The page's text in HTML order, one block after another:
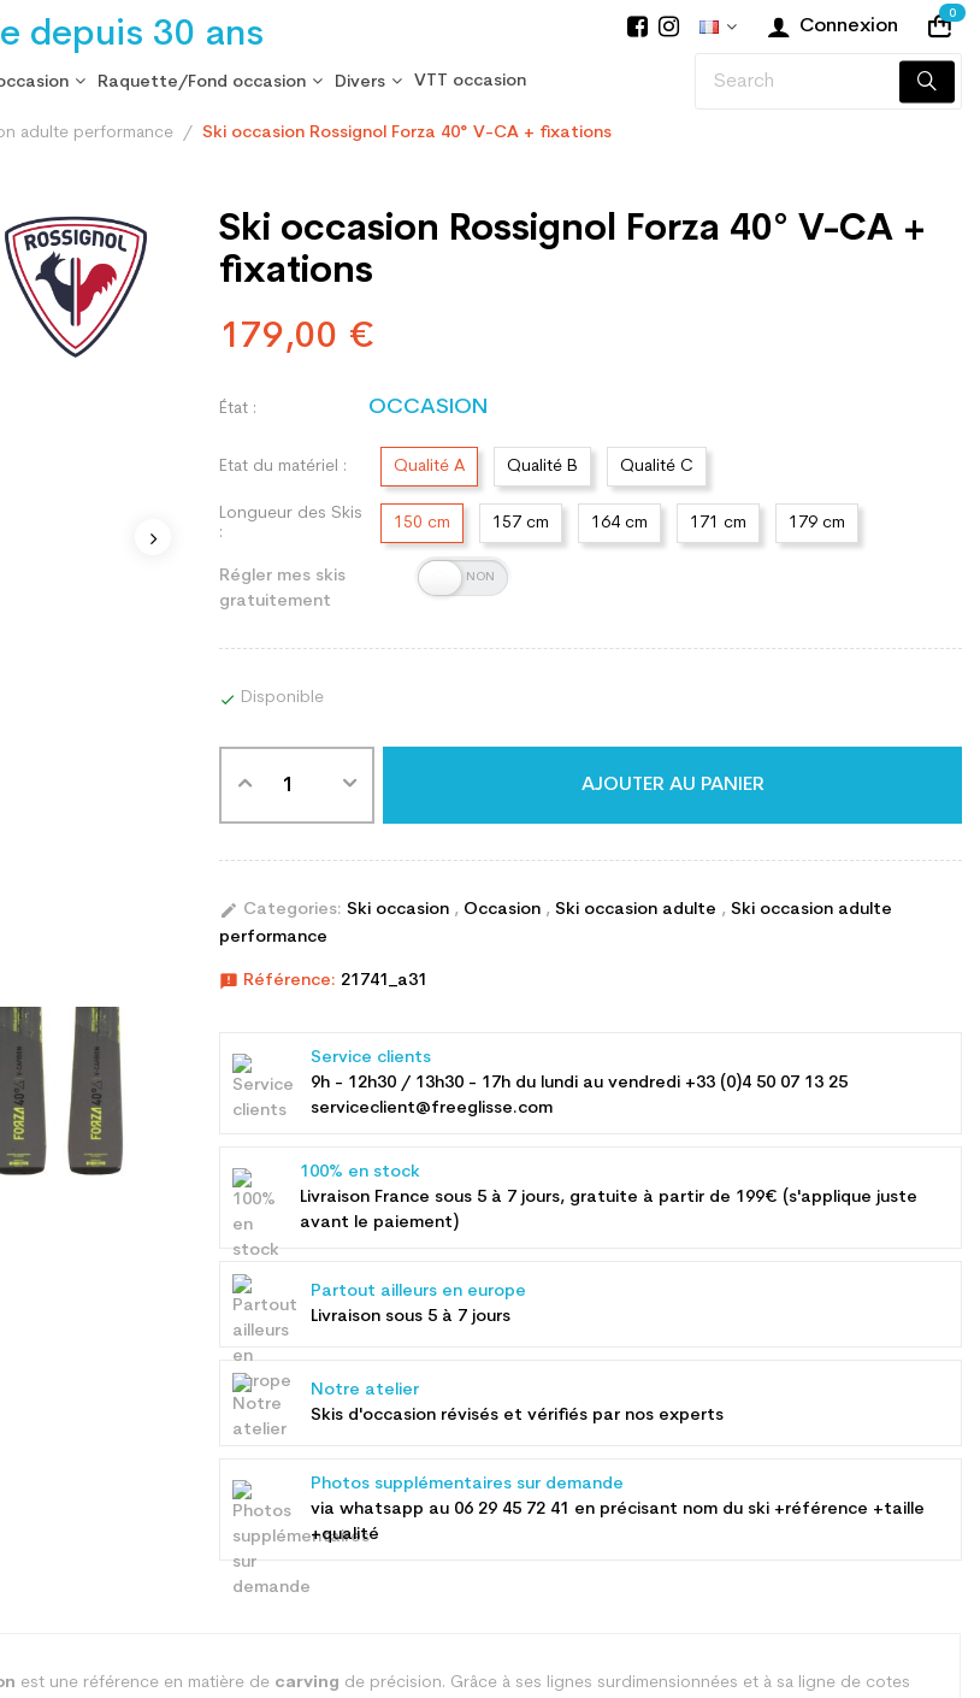
depuis 30 ans Connexion
0
Raquette/Fond occasion Divers VTT occasion
adulte performance Ski occasion Rossignol Forza 40° V-CA + fixations
Ski occasion Rossignol Forza 40° V-CA +
fixations
179,00 €
État : OCCASION
Etat du matériel : Qualité A Qualité B Qualité C
Longueur des Skis
:
150 cm 157 cm 164 cm 171 cm 179 cm
Régler mes skis
gratuitement
 Disponible
AJOUTER AU PANIER
edit Categories: Ski occasion , Occasion , Ski occasion adulte , Ski occasion adulte
performance
announcement Référence: 21741_a31
Service clients
9h - 12h30 / 13h30 - 17h du lundi au vendredi +33 (0)4 50 07 13 25
serviceclient@freeglisse.com
100% en stock
Livraison France sous 5 à 7 jours, gratuite à partir de 199€ (s'applique juste
avant le paiement)
Partout ailleurs en europe
Livraison sous 5 à 7 jours
Notre atelier
Skis d'occasion révisés et vérifiés par nos experts
Photos supplémentaires sur demande
via whatsapp au 06 29 45 72 41 en précisant nom du ski +référence +taille
+qualité
est une référence en matière de carving de précision. Grâce à ses lignes surdimensionnées et à sa ligne de cotes